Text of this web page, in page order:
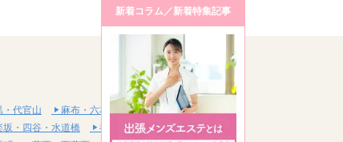
新着コラム／新着特集記事
・代官山
麻布・六本木・赤坂
坂・四谷・水道橋
神田・秋葉原・浅草橋